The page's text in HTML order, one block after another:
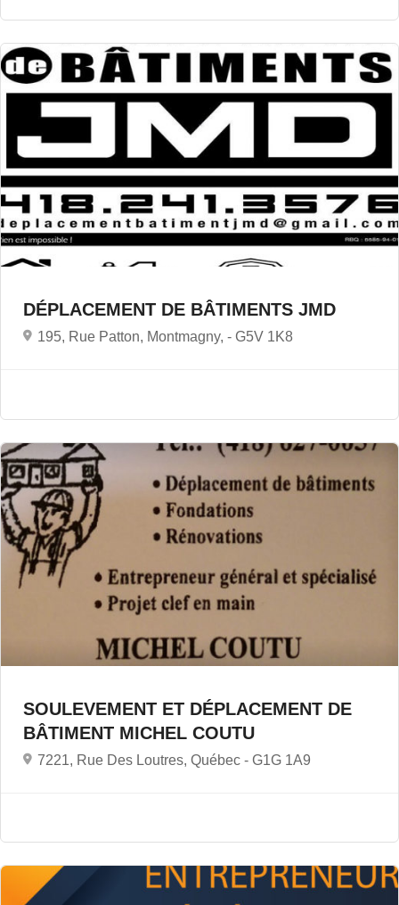
DÉPLACEMENT DE BÂTIMENTS JMD
195, Rue Patton, Montmagny, - G5V 1K8
SOULEVEMENT ET DÉPLACEMENT DE
BÂTIMENT MICHEL COUTU
7221, Rue Des Loutres, Québec - G1G 1A9